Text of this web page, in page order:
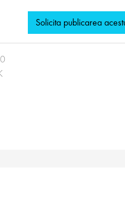
Solicita publicarea